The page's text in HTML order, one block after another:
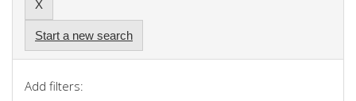
Start a new search
Add filters: